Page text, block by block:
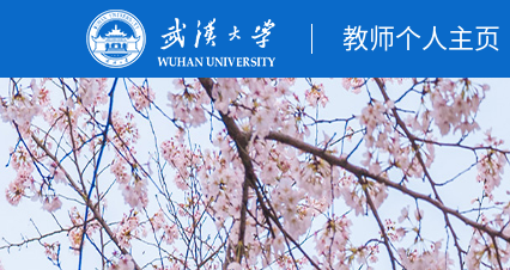
教师个人主页